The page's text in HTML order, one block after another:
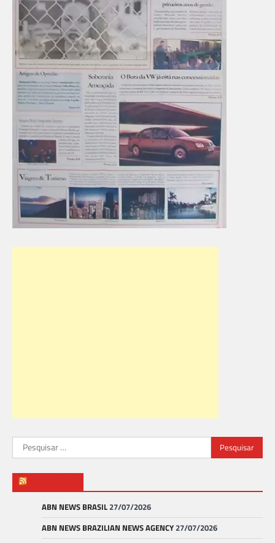
Pesquisar
por:
ABN NEWS BRASIL27/07/2026
ABN NEWS BRAZILIAN NEWS AGENCY27/07/2026